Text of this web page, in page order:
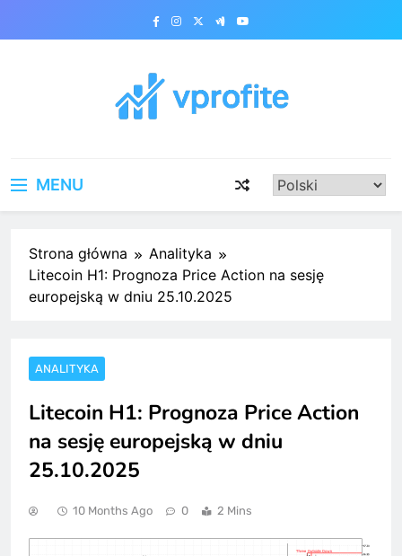
MENU
Strona główna
Analityka
Litecoin H1: Prognoza Price Action na sesję
europejską w dniu 25.10.2025
ANALITYKA
Litecoin H1: Prognoza Price Action
na sesję europejską w dniu
25.10.2025
10 Months Ago 0 2 Mins